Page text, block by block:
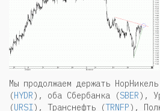
Мы продолжаем держать
(HYDR), оба Сбербанка (SBER),
(URSI), Транснефть (TRNFP),